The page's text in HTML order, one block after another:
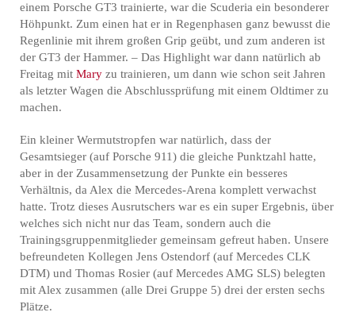
einem Porsche GT3 trainierte, war die Scuderia ein besonderer
Höhpunkt. Zum einen hat er in Regenphasen ganz bewusst die
Regenlinie mit ihrem großen Grip geübt, und zum anderen ist
der GT3 der Hammer. – Das Highlight war dann natürlich ab
Freitag mit Mary zu trainieren, um dann wie schon seit Jahren
als letzter Wagen die Abschlussprüfung mit einem Oldtimer zu
machen.
Ein kleiner Wermutstropfen war natürlich, dass der
Gesamtsieger (auf Porsche 911) die gleiche Punktzahl hatte,
aber in der Zusammensetzung der Punkte ein besseres
Verhältnis, da Alex die Mercedes-Arena komplett verwachst
hatte. Trotz dieses Ausrutschers war es ein super Ergebnis, über
welches sich nicht nur das Team, sondern auch die
Trainingsgruppenmitglieder gemeinsam gefreut haben. Unsere
befreundeten Kollegen Jens Ostendorf (auf Mercedes CLK
DTM) und Thomas Rosier (auf Mercedes AMG SLS) belegten
mit Alex zusammen (alle Drei Gruppe 5) drei der ersten sechs
Plätze.